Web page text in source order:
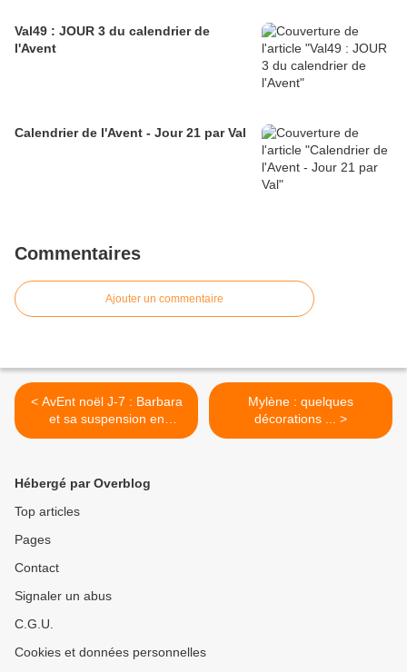
Val49 : JOUR 3 du calendrier de
l'Avent
Calendrier de l'Avent - Jour 21 par Val
Commentaires
Ajouter un commentaire
< AvEnt noël J-7 : Barbara
et sa suspension en
feutrine
Mylène : quelques
décorations ... >
Hébergé par Overblog
Top articles
Pages
Contact
Signaler un abus
C.G.U.
Cookies et données personnelles